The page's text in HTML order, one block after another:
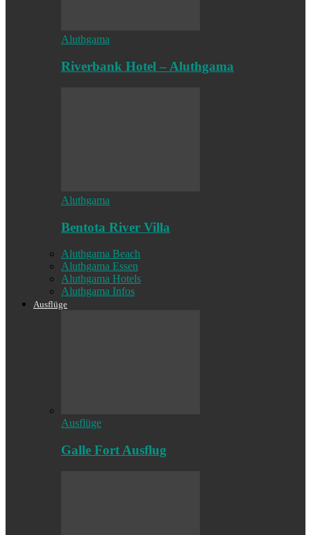
Aluthgama
Riverbank Hotel – Aluthgama
Aluthgama
Bentota River Villa
Aluthgama Beach
Aluthgama Essen
Aluthgama Hotels
Aluthgama Infos
Ausflüge
Ausflüge
Galle Fort Ausflug